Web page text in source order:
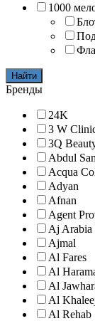
1000
Найти
Бренды
24K
3 W
3Q
Abdul
Acqua
Adyan
Afnan
Agent
Aj Arabia
Ajmal
Al Fares
Al
Al
Al
Al Rehab